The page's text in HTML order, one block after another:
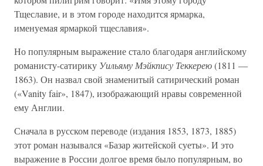
Тщеславие, и в этом городе находится ярмарка,
именуемая ярмаркой тщеславия».
Но популярным выражение стало благодаря английскому
романисту-сатирику Уильяму Мэйкпису Теккерею(1811 —
1863). Он назвал свой знаменитый сатирический роман
(«Vanity fair», 1847), изображающий нравы современной
ему Англии.
Сначала в русском переводе (издания 1853, 1873, 1885)
этот роман назывался «Базар житейской суеты». И это
выражение в России долгое время было популярным, во